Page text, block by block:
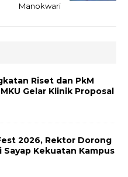
Manokwari
Riset dan PkM
Gelar Klinik Proposal
2026, Rektor Dorong
Sayap Kekuatan Kampus